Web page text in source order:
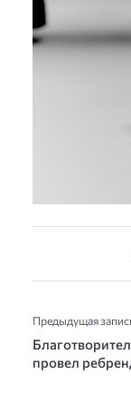
Предыдущая
провел